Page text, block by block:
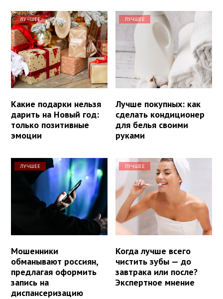
ЛУЧШЕЕ
Какие подарки нельзя
дарить на Новый год:
только позитивные
эмоции
ЛУЧШЕЕ
Лучше покупных: как
сделать кондиционер
для белья своими
руками
ЛУЧШЕЕ
Мошенники
обманывают россиян,
предлагая оформить
запись на
диспансеризацию
ЛУЧШЕЕ
Когда лучше всего
чистить зубы — до
завтрака или после?
Экспертное мнение